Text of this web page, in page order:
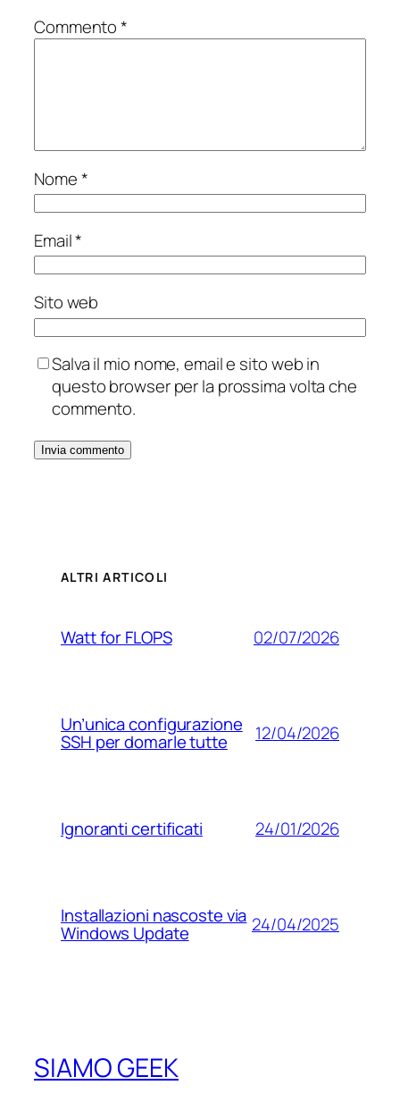
Commento*
Nome*
Email*
Sito web
Salva il mio nome, email e sito web in
questo browser per la prossima volta che
commento.
ALTRI ARTICOLI
Watt for FLOPS 02/07/2026
Un’unica configurazione
SSH per domarle tutte 12/04/2026
Ignoranti certificati 24/01/2026
Installazioni nascoste via
Windows Update 24/04/2025
SIAMO GEEK